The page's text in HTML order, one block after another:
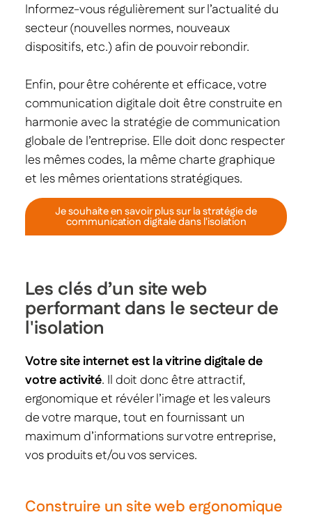
Informez-vous régulièrement sur l’actualité du
secteur (nouvelles normes, nouveaux
dispositifs, etc.) afin de pouvoir rebondir.
Enfin, pour être cohérente et efficace, votre
communication digitale doit être construite en
harmonie avec la stratégie de communication
globale de l’entreprise. Elle doit donc respecter
les mêmes codes, la même charte graphique
et les mêmes orientations stratégiques.
Je souhaite en savoir plus sur la stratégie de
communication digitale dans l'isolation
Les clés d’un site web
performant dans le secteur de
l'isolation
Votre site internet est la vitrine digitale de
votre activité. Il doit donc être attractif,
ergonomique et révéler l’image et les valeurs
de votre marque, tout en fournissant un
maximum d’informations sur votre entreprise,
vos produits et/ou vos services.
Construire un site web ergonomique